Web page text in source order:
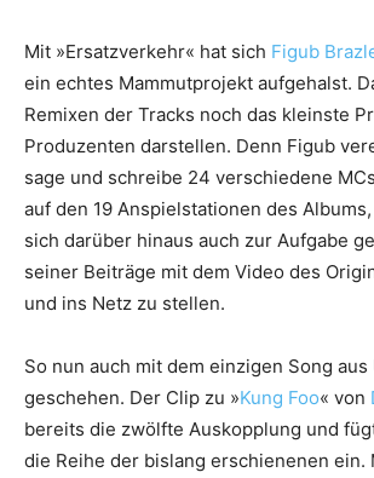
Mit »Ersatzverkehr« hat sich Figub
ein echtes Mammutprojekt aufgehalst.
Remixen der Tracks noch das kleinste
Produzenten darstellen. Denn Figub
sage und schreibe 24 verschiedene
auf den 19 Anspielstationen des
sich darüber hinaus auch zur Aufgabe
seiner Beiträge mit dem Video des
und ins Netz zu stellen.
So nun auch mit dem einzigen Song aus
geschehen. Der Clip zu »Kung Foo« von
bereits die zwölfte Auskopplung und
die Reihe der bislang erschienenen ein.